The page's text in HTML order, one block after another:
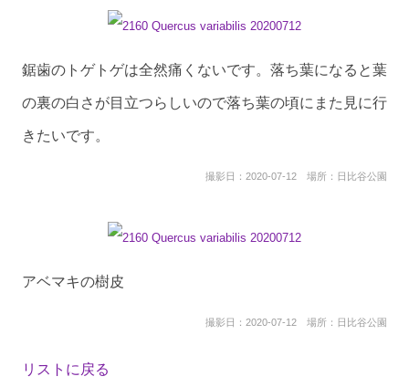
鋸歯のトゲトゲは全然痛くないです。落ち葉になると葉
の裏の白さが目立つらしいので落ち葉の頃にまた見に行
きたいです。
撮影日：2020-07-12 場所：日比谷公園
アベマキの樹皮
撮影日：2020-07-12 場所：日比谷公園
リストに戻る